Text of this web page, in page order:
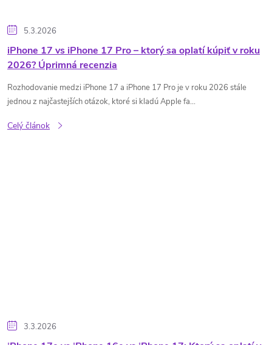
5.3.2026
iPhone 17 vs iPhone 17 Pro – ktorý sa oplatí kúpiť v roku
2026? Úprimná recenzia
Rozhodovanie medzi iPhone 17 a iPhone 17 Pro je v roku 2026 stále
jednou z najčastejších otázok, ktoré si kladú Apple fa...
Celý článok
3.3.2026